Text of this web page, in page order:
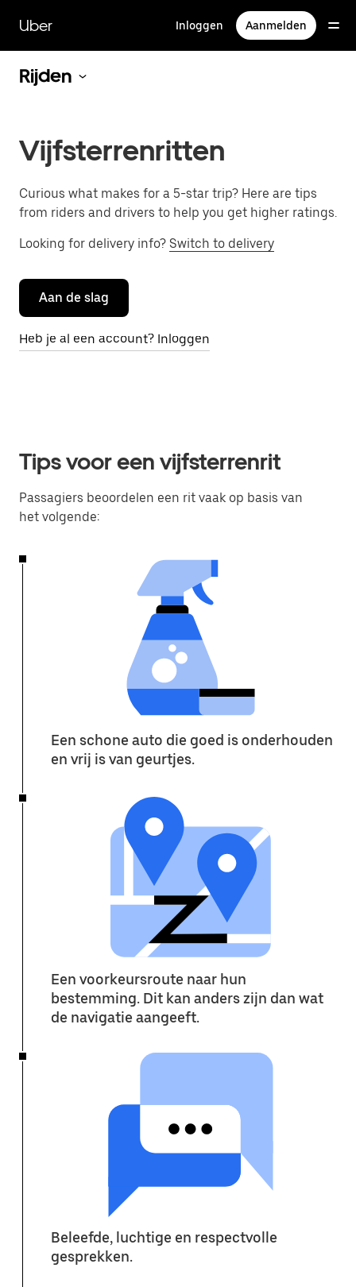
naar
hoofdinhoud
Uber Inloggen Aanmelden
Rijden
Vijfsterrenritten
Curious what makes for a 5-star trip? Here are tips
from riders and drivers to help you get higher ratings.
Looking for delivery info? Switch to delivery
Aan de slag
Heb je al een account? Inloggen
Tips voor een vijfsterrenrit
Passagiers beoordelen een rit vaak op basis van
het volgende:
Een schone auto die goed is onderhouden
en vrij is van geurtjes.
Een voorkeursroute naar hun
bestemming. Dit kan anders zijn dan wat
de navigatie aangeeft.
Beleefde, luchtige en respectvolle
gesprekken.